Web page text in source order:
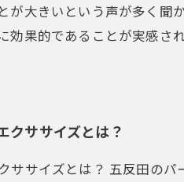
が大きいという声が多く
効果的であることが実感
クササイズとは？
ササイズとは？ 五反田の